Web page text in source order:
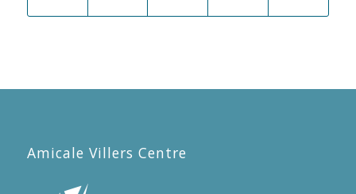
Amicale Villers Centre